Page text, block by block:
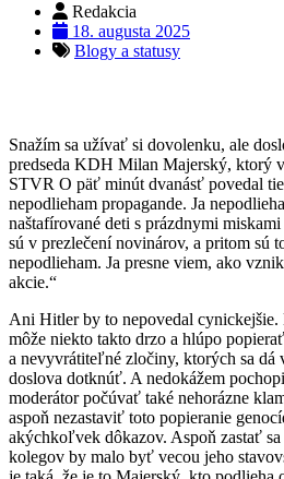
Redakcia
18. augusta 2025
Blogy a statusy
Snažím sa užívať si dovolenku, ale
predseda KDH Milan Majerský, ktorý
STVR O päť minút dvanásť povedal
nepodlieham propagande. Ja
naštafírované deti s prázdnymi
sú v prezlečení novinárov, a pritom sú
nepodlieham. Ja presne viem, ako
akcie.“
Ani Hitler by to nepovedal
môže niekto takto drzo a hlúpo
a nevyvrátiteľné zločiny, ktorých sa dá
doslova dotknúť. A nedokážem
moderátor počúvať také nehorázne
aspoň nezastaviť toto popieranie
akýchkoľvek dôkazov. Aspoň zastať
kolegov by malo byť vecou jeho